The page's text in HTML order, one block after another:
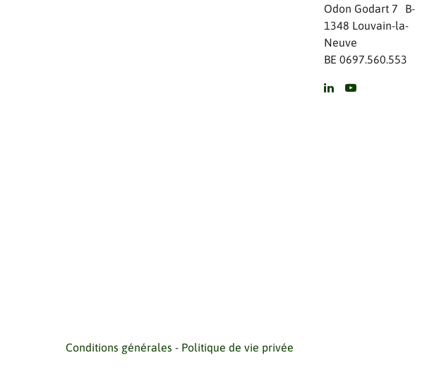
Odon Godart 7 B-
1348 Louvain-la-
Neuve
BE 0697.560.553
Conditions générales - Politique de vie privée